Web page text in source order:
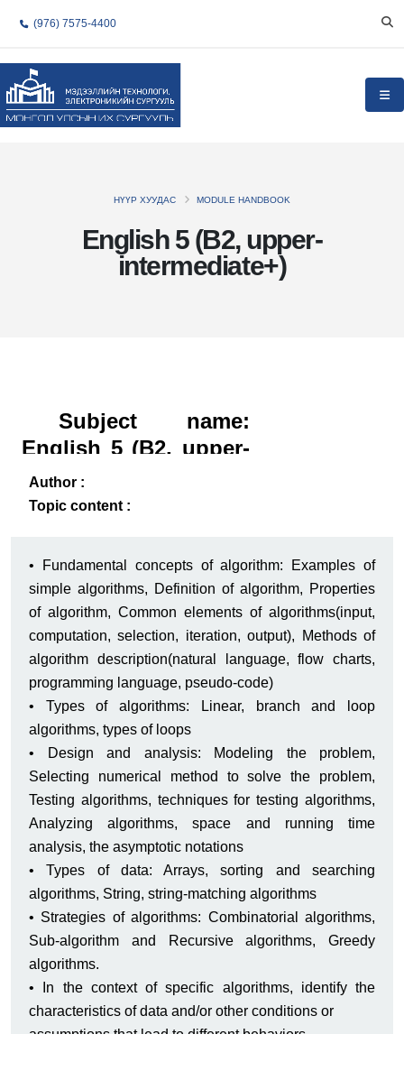
(976) 7575-4400
English 5 (B2, upper-
intermediate+)
НҮҮР ХУУДАС MODULE HANDBOOK
Subject name:
English 5 (B2, upper-
intermediate+)
Author :
Topic content :
• Fundamental concepts of algorithm: Examples of
simple algorithms, Definition of algorithm, Properties
of algorithm, Common elements of algorithms(input,
computation, selection, iteration, output), Methods of
algorithm description(natural language, flow charts,
programming language, pseudo-code)
• Types of algorithms: Linear, branch and loop
algorithms, types of loops
• Design and analysis: Modeling the problem,
Selecting numerical method to solve the problem,
Testing algorithms, techniques for testing algorithms,
Analyzing algorithms, space and running time
analysis, the asymptotic notations
• Types of data: Arrays, sorting and searching
algorithms, String, string-matching algorithms
• Strategies of algorithms: Combinatorial algorithms,
Sub-algorithm and Recursive algorithms, Greedy
algorithms.
• In the context of specific algorithms, identify the
characteristics of data and/or other conditions or
assumptions that lead to different behaviors.